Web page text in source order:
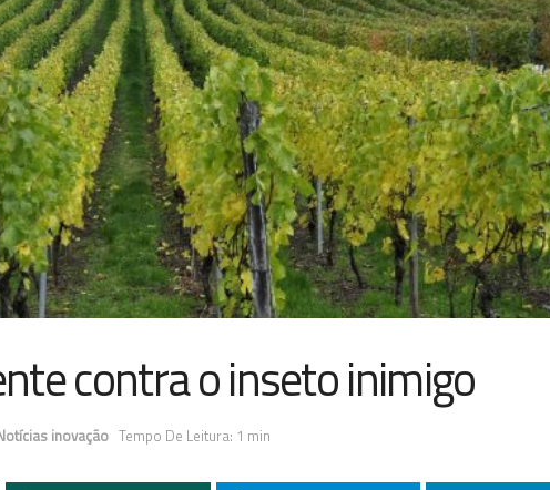
contra o inseto inimigo
inovação Tempo De Leitura: 1 min